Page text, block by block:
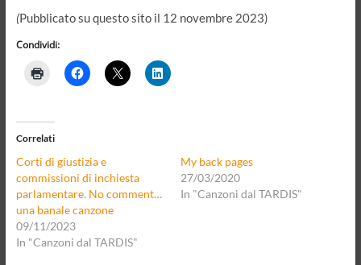
(Pubblicato su questo sito il 12 novembre 2023)
Condividi:
Correlati
Corti di giustizia e
commissioni di inchiesta
parlamentare. No comment…
una banale canzone
09/11/2023
In "Canzoni dal TARDIS"
My back pages
27/03/2020
In "Canzoni dal TARDIS"